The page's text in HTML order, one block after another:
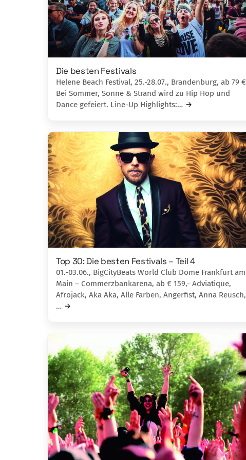
Die besten Festivals
Helene Beach Festival, 25.-28.07., Brandenburg, ab 79 €
Bei Sommer, Sonne & Strand wird zu Hip Hop und
Dance gefeiert. Line-Up Highlights:…
Top 30: Die besten Festivals – Teil 4
01.-03.06., BigCityBeats World Club Dome Frankfurt am
Main – Commerzbankarena, ab € 159,- Adviatique,
Afrojack, Aka Aka, Alle Farben, Angerfist, Anna Reusch,
…